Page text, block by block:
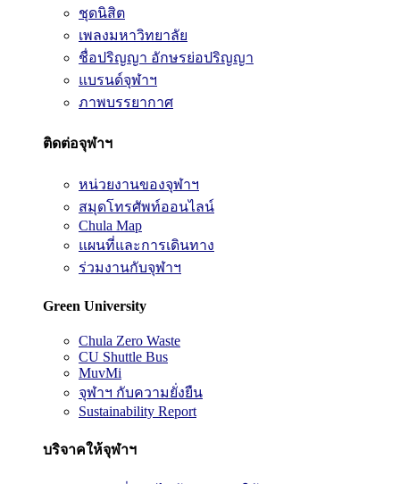
ชุดนิสิต
เพลงมหาวิทยาลัย
ชื่อปริญญา อักษรย่อปริญญา
แบรนด์จุฬาฯ
ภาพบรรยากาศ
ติดต่อจุฬาฯ
หน่วยงานของจุฬาฯ
สมุดโทรศัพท์ออนไลน์
Chula Map
แผนที่และการเดินทาง
ร่วมงานกับจุฬาฯ
Green University
Chula Zero Waste
CU Shuttle Bus
MuvMi
จุฬาฯ กับความยั่งยืน
Sustainability Report
บริจาคให้จุฬาฯ